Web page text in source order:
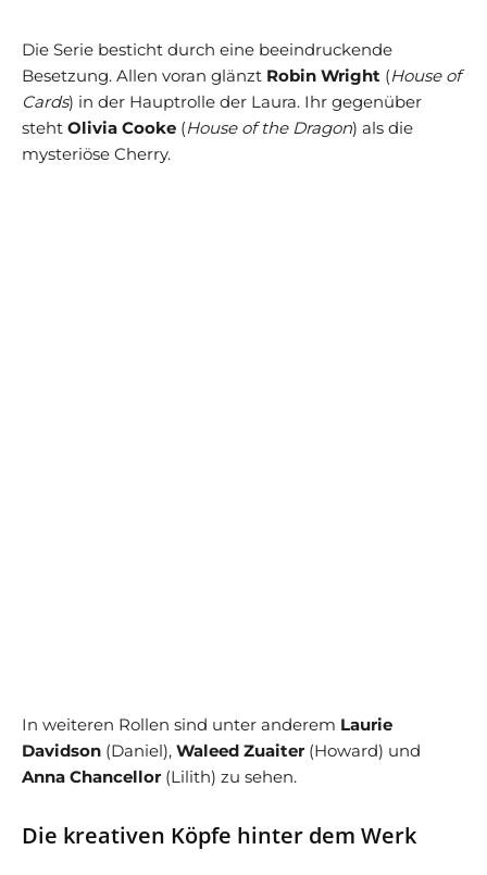
Die Serie besticht durch eine beeindruckende
Besetzung. Allen voran glänzt Robin Wright (House of
Cards) in der Hauptrolle der Laura. Ihr gegenüber
steht Olivia Cooke (House of the Dragon) als die
mysteriöse Cherry.
In weiteren Rollen sind unter anderem Laurie
Davidson (Daniel), Waleed Zuaiter (Howard) und
Anna Chancellor (Lilith) zu sehen.
Die kreativen Köpfe hinter dem Werk